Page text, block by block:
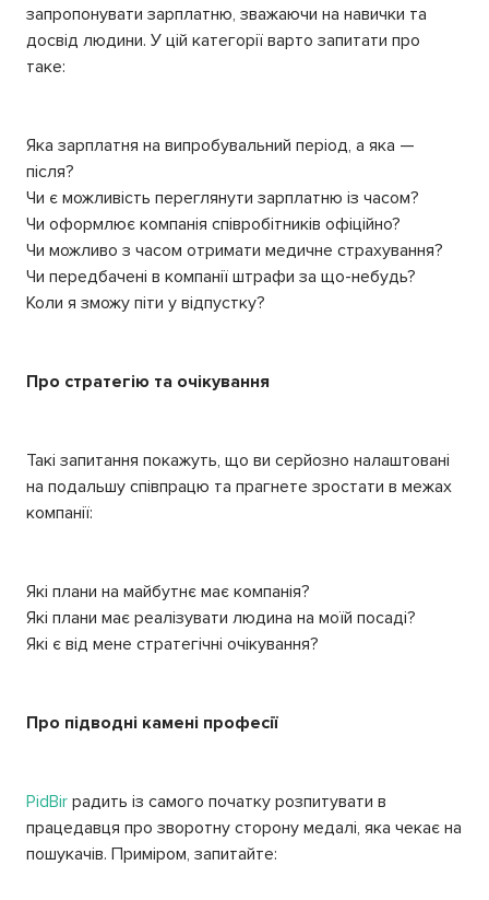
запропонувати зарплатню, зважаючи на навички та
досвід людини. У цій категорії варто запитати про
таке:
Яка зарплатня на випробувальний період, а яка —
після?
Чи є можливість переглянути зарплатню із часом?
Чи оформлює компанія співробітників офіційно?
Чи можливо з часом отримати медичне страхування?
Чи передбачені в компанії штрафи за що-небудь?
Коли я зможу піти у відпустку?
Про стратегію та очікування
Такі запитання покажуть, що ви серйозно налаштовані
на подальшу співпрацю та прагнете зростати в межах
компанії:
Які плани на майбутнє має компанія?
Які плани має реалізувати людина на моїй посаді?
Які є від мене стратегічні очікування?
Про підводні камені професії
PidBir радить із самого початку розпитувати в
працедавця про зворотну сторону медалі, яка чекає на
пошукачів. Приміром, запитайте: